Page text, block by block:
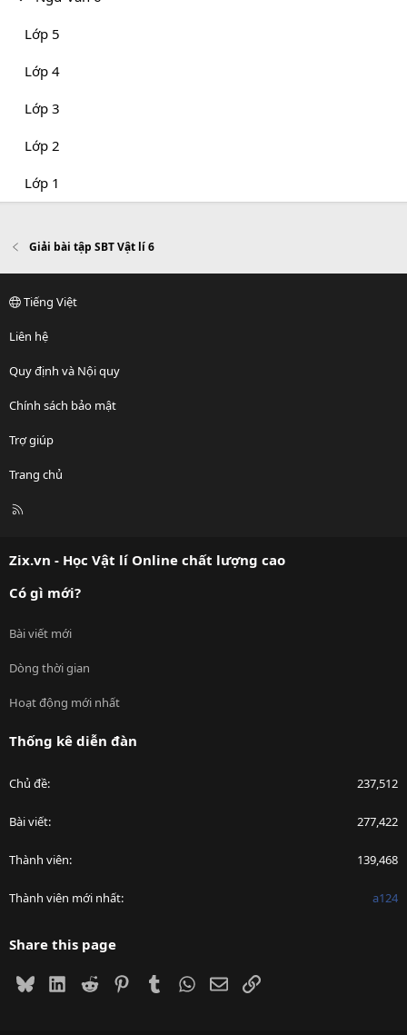
Lớp 5
Lớp 4
Lớp 3
Lớp 2
Lớp 1
Giải bài tập SBT Vật lí 6
Tiếng Việt
Liên hệ
Quy định và Nội quy
Chính sách bảo mật
Trợ giúp
Trang chủ
R
Zix.vn - Học Vật lí Online chất lượng cao
Có gì mới?
Bài viết mới
Dòng thời gian
Hoạt động mới nhất
Thống kê diễn đàn
Chủ đề 237,512
Bài viết 277,422
Thành viên 139,468
Thành viên mới nhất a124
Share this page
BlueskyLinkedIn
Reddit PinterestTumblrWhatsApp
EmailLink